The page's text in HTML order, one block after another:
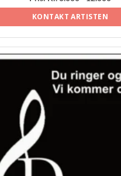
KONTAKT ARTISTEN